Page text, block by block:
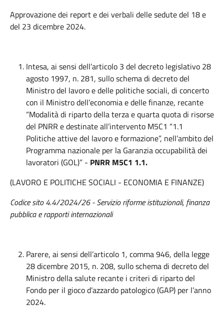
Approvazione dei report e dei verbali delle sedute del 18 e
del 23 dicembre 2024.
Intesa, ai sensi dell’articolo 3 del decreto legislativo 28
agosto 1997, n. 281, sullo schema di decreto del
Ministro del lavoro e delle politiche sociali, di concerto
con il Ministro dell’economia e delle finanze, recante
“Modalità di riparto della terza e quarta quota di risorse
del PNRR e destinate all’intervento M5C1 “1.1
Politiche attive del lavoro e formazione”, nell’ambito del
Programma nazionale per la Garanzia occupabilità dei
lavoratori (GOL)” - PNRR M5C1 1.1.
(LAVORO E POLITICHE SOCIALI - ECONOMIA E FINANZE)
Codice sito 4.4/2024/26 - Servizio riforme istituzionali, finanza
pubblica e rapporti internazionali
Parere, ai sensi dell’articolo 1, comma 946, della legge
28 dicembre 2015, n. 208, sullo schema di decreto del
Ministro della salute recante i criteri di riparto del
Fondo per il gioco d’azzardo patologico (GAP) per l’anno
2024.